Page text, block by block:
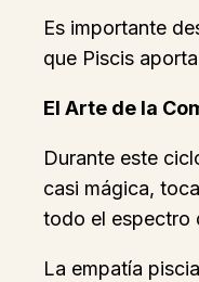
Es importante
que Piscis
El Arte de la
Durante este
casi mágica,
todo el espectro
La empatía